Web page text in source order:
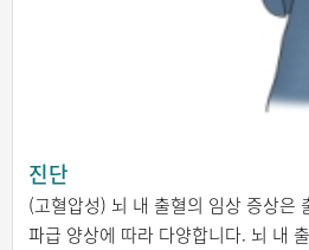
진단
(고혈압성) 뇌 내 출혈의 임상 증상은
파급 양상에 따라 다양합니다. 뇌 내